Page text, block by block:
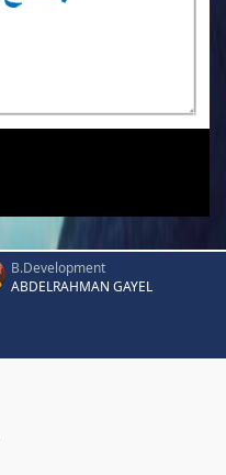
B.Development
ABDELRAHMAN GAYEL